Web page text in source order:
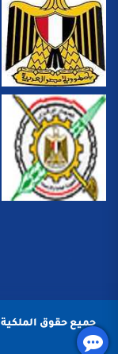
جميع حقوق الملكية